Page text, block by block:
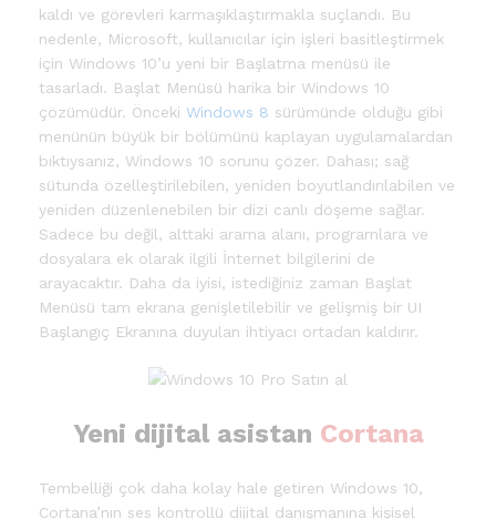
kaldı ve görevleri karmaşıklaştırmakla suçlandı. Bu
nedenle, Microsoft, kullanıcılar için işleri basitleştirmek
için Windows 10’u yeni bir Başlatma menüsü ile
tasarladı. Başlat Menüsü harika bir Windows 10
çözümüdür. Önceki Windows 8 sürümünde olduğu gibi
menünün büyük bir bölümünü kaplayan uygulamalardan
bıktıysanız, Windows 10 sorunu çözer. Dahası; sağ
sütunda özelleştirilebilen, yeniden boyutlandırılabilen ve
yeniden düzenlenebilen bir dizi canlı döşeme sağlar.
Sadece bu değil, alttaki arama alanı, programlara ve
dosyalara ek olarak ilgili İnternet bilgilerini de
arayacaktır. Daha da iyisi, istediğiniz zaman Başlat
Menüsü tam ekrana genişletilebilir ve gelişmiş bir UI
Başlangıç Ekranına duyulan ihtiyacı ortadan kaldırır.
Yeni dijital asistan Cortana
Tembelliği çok daha kolay hale getiren Windows 10,
Cortana’nın ses kontrollü dijital danışmanına kişisel